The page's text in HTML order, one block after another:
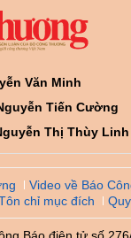
Văn Minh
Tiến Cường
Thị Thùy Linh
Video về Báo
chỉ mục đích